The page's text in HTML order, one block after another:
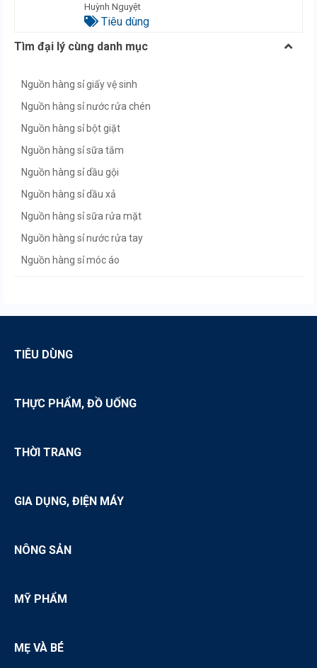
Huỳnh Nguyệt
Tiêu dùng
Tìm đại lý cùng danh mục
Nguồn hàng sỉ giấy vệ sinh
Nguồn hàng sỉ nước rửa chén
Nguồn hàng sỉ bột giặt
Nguồn hàng sỉ sữa tắm
Nguồn hàng sỉ dầu gội
Nguồn hàng sỉ dầu xả
Nguồn hàng sỉ sữa rửa mặt
Nguồn hàng sỉ nước rửa tay
Nguồn hàng sỉ móc áo
Nguồn hàng sỉ siêu thị mini
TIÊU DÙNG
THỰC PHẨM, ĐỒ UỐNG
THỜI TRANG
GIA DỤNG, ĐIỆN MÁY
NÔNG SẢN
MỸ PHẨM
MẸ VÀ BÉ